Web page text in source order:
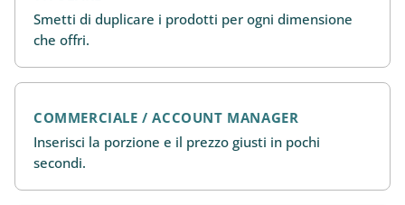
Smetti di duplicare i prodotti per ogni dimensione
che offri.
COMMERCIALE / ACCOUNT MANAGER
Inserisci la porzione e il prezzo giusti in pochi
secondi.